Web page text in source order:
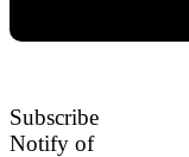
Subscribe
Notify of